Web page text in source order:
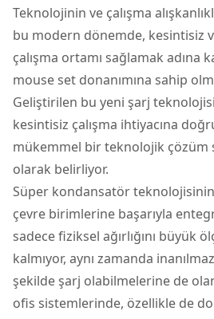
Teknolojinin ve çalışma
bu modern dönemde, kesintisiz
çalışma ortamı sağlamak adına
mouse set donanımına sahip
Geliştirilen bu yeni şarj
kesintisiz çalışma ihtiyacına
mükemmel bir teknolojik çözüm
olarak belirliyor.
Süper kondansatör
çevre birimlerine başarıyla
sadece fiziksel ağırlığını büyük
kalmıyor, aynı zamanda
şekilde şarj olabilmelerine de
ofis sistemlerinde, özellikle de